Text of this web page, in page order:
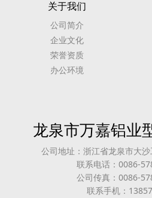
关于我们
公司简介
企业文化
荣誉资质
办公环境
龙泉市万嘉铝业
公司地址：浙江省龙泉市大
联系电话：0086-
公司传真：0086-
联系手机：